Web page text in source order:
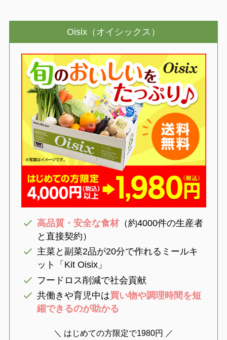
Oisix（オイシックス）
高品質・安全な食材（約4000件の生産者
と直接契約）
主菜と副菜2品が20分で作れるミールキ
ット「Kit Oisix」
フードロス削減で社会貢献
共働きや育児中は買い物や調理時間を短
縮できるのが助かる
＼ はじめての方限定で1980円 ／